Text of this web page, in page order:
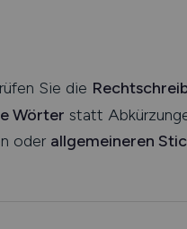
Sie die
Wörter statt
oder allgemeineren